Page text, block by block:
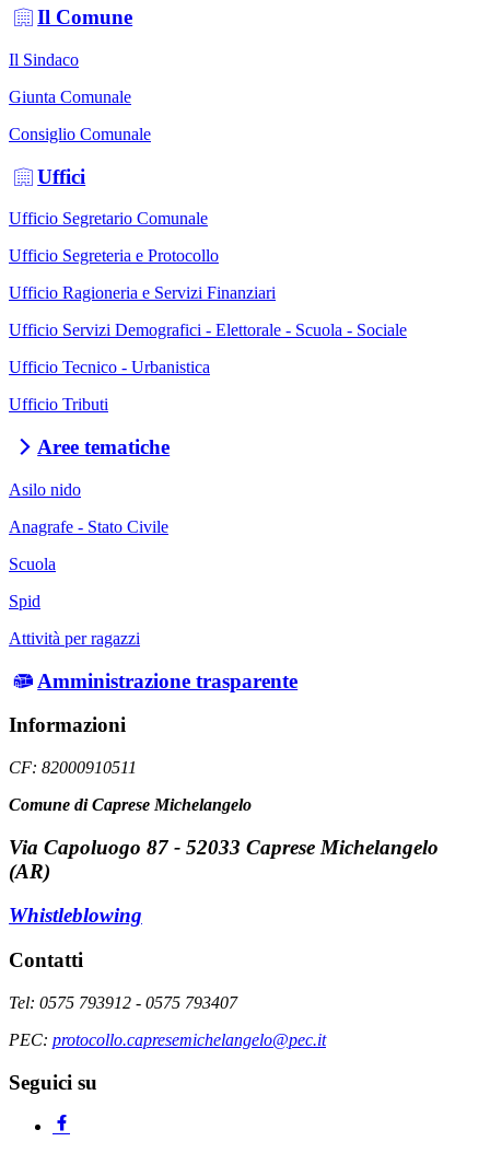
Il Comune
Il Sindaco
Giunta Comunale
Consiglio Comunale
Uffici
Ufficio Segretario Comunale
Ufficio Segreteria e Protocollo
Ufficio Ragioneria e Servizi Finanziari
Ufficio Servizi Demografici - Elettorale - Scuola - Sociale
Ufficio Tecnico - Urbanistica
Ufficio Tributi
Aree tematiche
Asilo nido
Anagrafe - Stato Civile
Scuola
Spid
Attività per ragazzi
Amministrazione trasparente
Informazioni
CF: 82000910511
Comune di Caprese Michelangelo
Via Capoluogo 87 - 52033 Caprese Michelangelo
(AR)
Whistleblowing
Contatti
Tel: 0575 793912 - 0575 793407
PEC: protocollo.capresemichelangelo@pec.it
Seguici su